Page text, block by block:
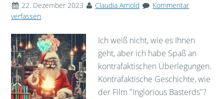
22. Dezember 2023 Claudia Arnold
Kommentar
verfassen
Ich weiß nicht, wie es Ihnen
geht, aber ich habe Spaß an
kontrafaktischen Überlegungen.
Kontrafaktische Geschichte, wie
der Film "Inglorious Basterds"?